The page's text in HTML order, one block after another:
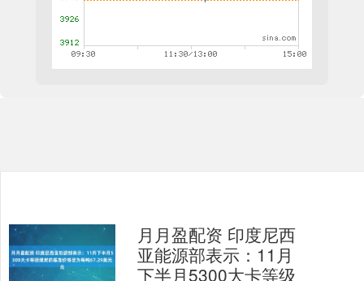
月月盈配资 印度尼西
亚能源部表示：11月
下半月5300大卡等级